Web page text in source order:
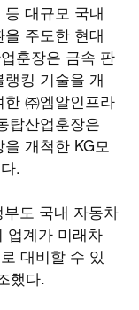
대규모 국내
주도한 현대
훈장은 금속 판
킹 기술을 개
㈜엠알인프라
탑산업훈장은
개척한 KG모
.
도 국내 자동차
업계가 미래차
대비할 수 있
했다.